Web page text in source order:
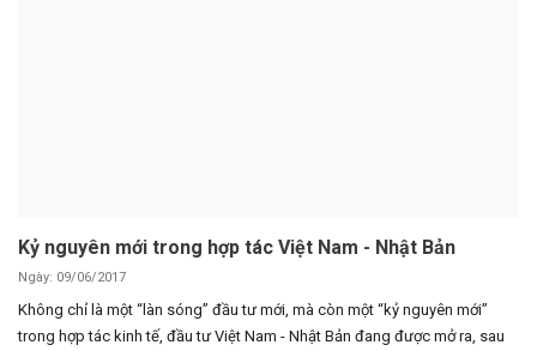
Kỷ nguyên mới trong hợp tác Việt Nam - Nhật Bản
Ngày: 09/06/2017
Không chỉ là một “làn sóng” đầu tư mới, mà còn một “kỷ nguyên mới”
trong hợp tác kinh tế, đầu tư Việt Nam - Nhật Bản đang được mở ra, sau